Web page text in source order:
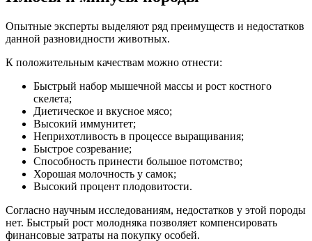
Опытные эксперты выделяют ряд преимуществ и недостатков
данной разновидности животных.
К положительным качествам можно отнести:
Быстрый набор мышечной массы и рост костного
скелета;
Диетическое и вкусное мясо;
Высокий иммунитет;
Неприхотливость в процессе выращивания;
Быстрое созревание;
Способность принести большое потомство;
Хорошая молочность у самок;
Высокий процент плодовитости.
Согласно научным исследованиям, недостатков у этой породы
нет. Быстрый рост молодняка позволяет компенсировать
финансовые затраты на покупку особей.